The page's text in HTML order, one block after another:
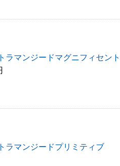
ラマンジードマグニフィセント
ラマンジードプリミティブ